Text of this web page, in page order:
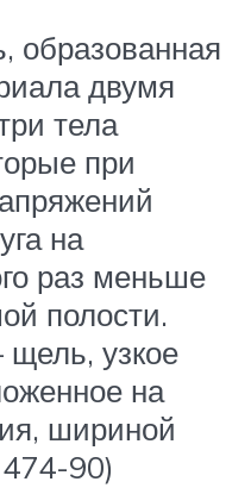
образованная
двумя
тела
при
на
раз меньше
полости.
узкое
на
шириной
90)